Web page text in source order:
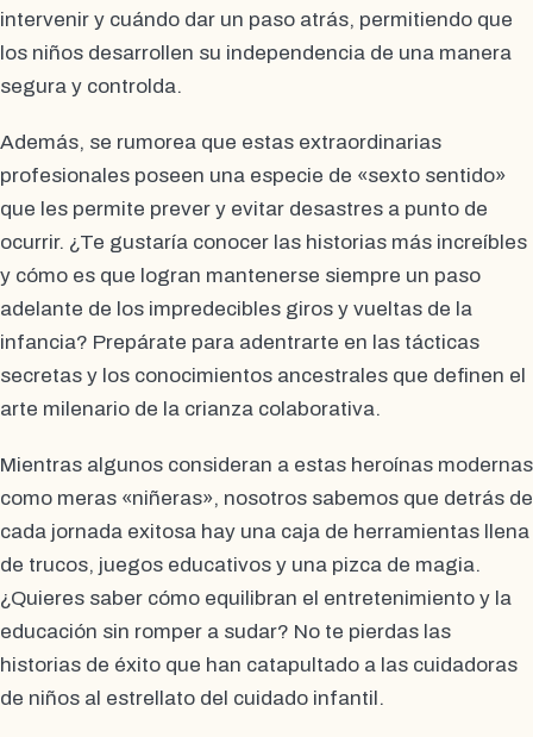
intervenir y cuándo dar un paso atrás, permitiendo que
los niños desarrollen su independencia de una manera
segura y controlda.
Además, se rumorea que estas extraordinarias
profesionales poseen una especie de «sexto sentido»
que les permite prever y evitar desastres a punto de
ocurrir. ¿Te gustaría conocer las historias más increíbles
y cómo es que logran mantenerse siempre un paso
adelante de los impredecibles giros y vueltas de la
infancia? Prepárate para adentrarte en las tácticas
secretas y los conocimientos ancestrales que definen el
arte milenario de la crianza colaborativa.
Mientras algunos consideran a estas heroínas modernas
como meras «niñeras», nosotros sabemos que detrás de
cada jornada exitosa hay una caja de herramientas llena
de trucos, juegos educativos y una pizca de magia.
¿Quieres saber cómo equilibran el entretenimiento y la
educación sin romper a sudar? No te pierdas las
historias de éxito que han catapultado a las cuidadoras
de niños al estrellato del cuidado infantil.